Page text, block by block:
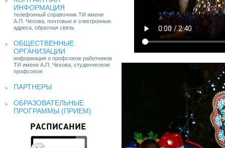
ИНФОРМАЦИЯ
телефонный справочник ТИ имени
А.П. Чехова, почтовые и электронные
адреса, обратная связь
ОБЩЕСТВЕННЫЕ
ОРГАНИЗАЦИИ
информация о профсоюзе работников
ТИ имени А.П. Чехова, студенческом
профсоюзе
ПАРТНЕРЫ
ОБРАЗОВАТЕЛЬНЫЕ
ПРОГРАММЫ (ПРИЕМ)
РАСПИСАНИЕ